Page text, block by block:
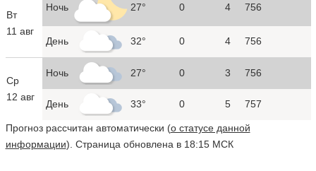
Вт
11 авг
Ночь 27° 0 4 756
День 32° 0 4 756
Ср
12 авг
Ночь 27° 0 3 756
День 33° 0 5 757
Прогноз рассчитан автоматически (о статусе данной
информации). Страница обновлена в 18:15 МСК